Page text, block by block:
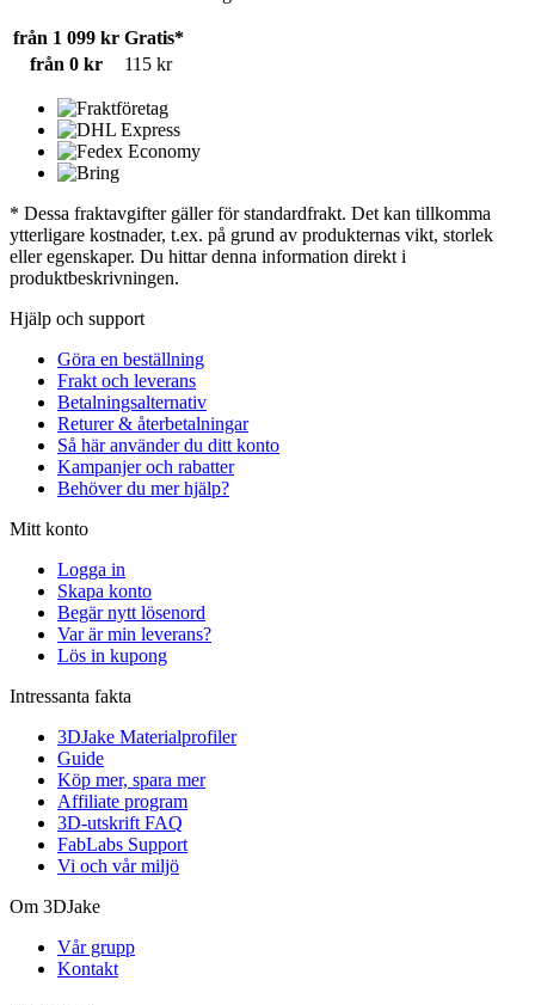
från 1 099 kr Gratis*
från 0 kr
115 kr
* Dessa fraktavgifter gäller för standardfrakt. Det kan tillkomma
ytterligare kostnader, t.ex. på grund av produkternas vikt, storlek
eller egenskaper. Du hittar denna information direkt i
produktbeskrivningen.
Hjälp och support
Göra en beställning
Frakt och leverans
Betalningsalternativ
Returer & återbetalningar
Så här använder du ditt konto
Kampanjer och rabatter
Behöver du mer hjälp?
Mitt konto
Logga in
Skapa konto
Begär nytt lösenord
Var är min leverans?
Lös in kupong
Intressanta fakta
3DJake Materialprofiler
Guide
Köp mer, spara mer
Affiliate program
3D-utskrift FAQ
FabLabs Support
Vi och vår miljö
Om 3DJake
Vår grupp
Kontakt